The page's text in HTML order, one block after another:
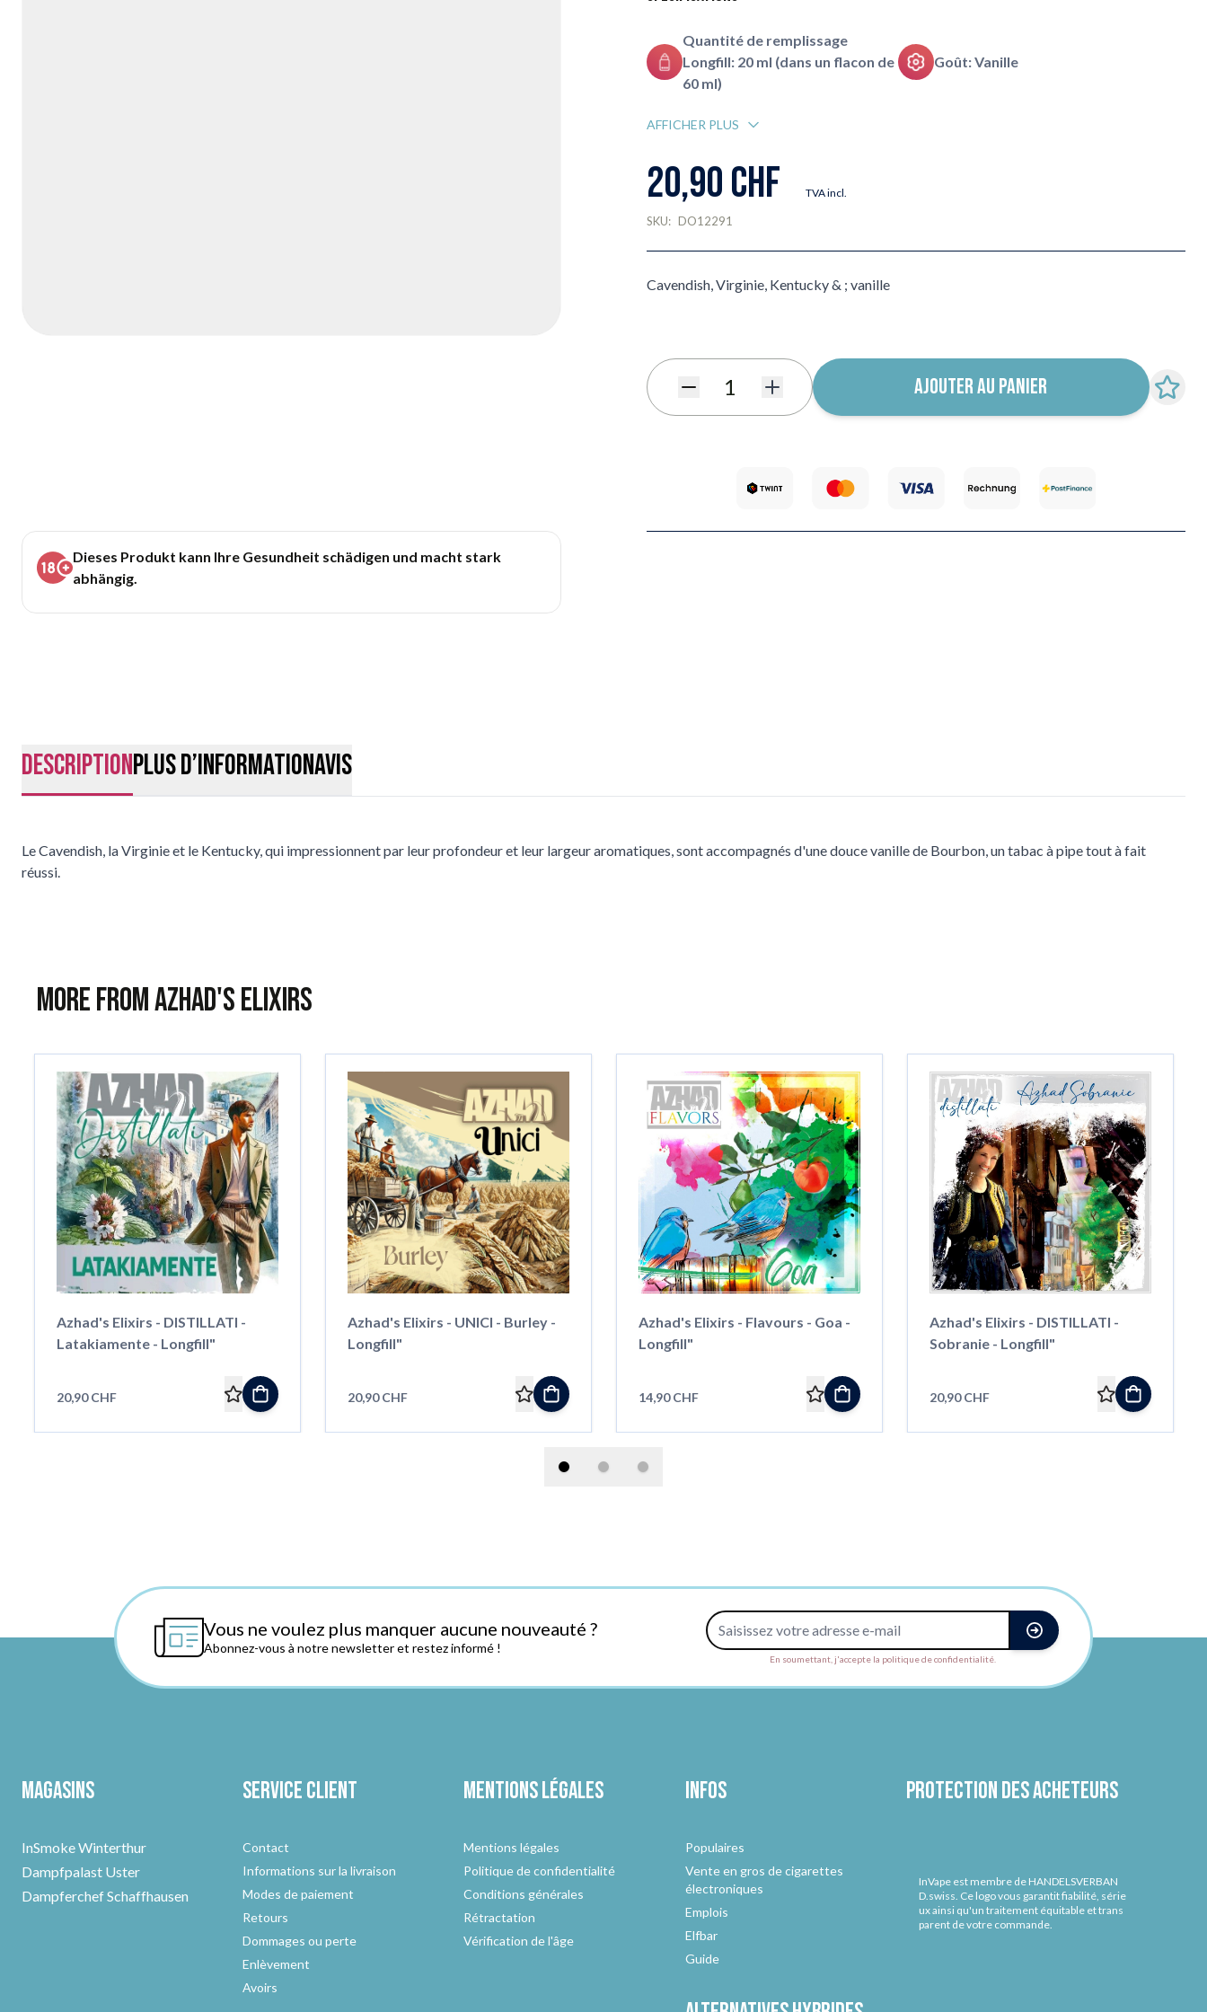
Dieses Produkt kann Ihre Gesundheit schädigen und macht stark
abhängig.
Quantité de remplissage
Longfill: 20 ml (dans un flacon de
60 ml)
Goût: Vanille
AFFICHER PLUS
20,90 CHF TVA incl.
SKU: DO12291
Cavendish, Virginie, Kentucky & ; vanille
Quantité AJOUTER AU PANIER
DescriptionPlus d’informationAvis
Le Cavendish, la Virginie et le Kentucky, qui impressionnent par leur profondeur et leur largeur aromatiques, sont accompagnés d'une douce vanille de Bourbon, un tabac à pipe tout à fait
réussi.
More from Azhad's Elixirs
Azhad's Elixirs - DISTILLATI -
Latakiamente - Longfill"
20,90 CHF
Azhad's Elixirs - UNICI - Burley -
Longfill"
20,90 CHF
Azhad's Elixirs - Flavours - Goa -
Longfill"
14,90 CHF
Azhad's Elixirs - DISTILLATI -
Sobranie - Longfill"
20,90 CHF
Vous ne voulez plus manquer aucune nouveauté ?
Abonnez-vous à notre newsletter et restez informé !
Adresse e-mail
En soumettant, j'accepte la politique de confidentialité.
Magasins
InSmoke Winterthur
Dampfpalast Uster
Dampferchef Schaffhausen
Service client
Contact
Informations sur la livraison
Modes de paiement
Retours
Dommages ou perte
Enlèvement
Avoirs
Mentions légales
Mentions légales
Politique de confidentialité
Conditions générales
Rétractation
Vérification de l'âge
Infos
Populaires
Vente en gros de cigarettes
électroniques
Emplois
Elfbar
Guide
Protection des acheteurs
InVape est membre de HANDELSVERBAN
D.swiss. Ce logo vous garantit fiabilité, série
ux ainsi qu'un traitement équitable et trans
parent de votre commande.